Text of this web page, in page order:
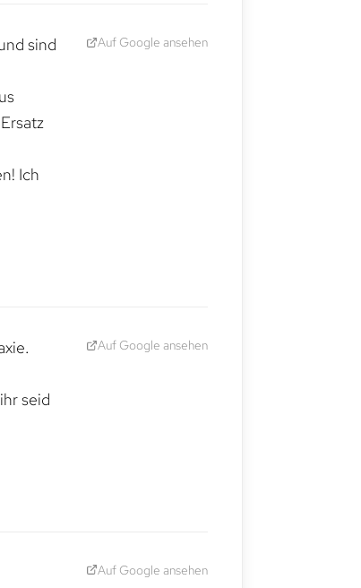
sind
Ich
Auf Google ansehen
seid
Auf Google ansehen
Auf Google ansehen